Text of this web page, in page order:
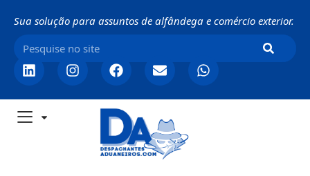
Sua solução para assuntos de alfândega e comércio exterior.